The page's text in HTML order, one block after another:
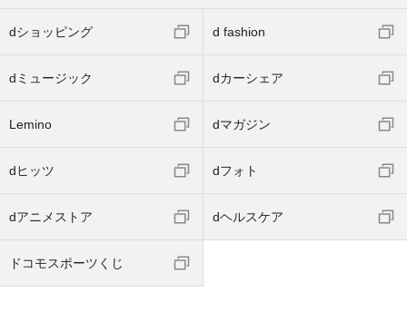
dショッピング d fashion
dミュージック dカーシェア
Lemino dマガジン
dヒッツ dフォト
dアニメストア dヘルスケア
ドコモスポーツくじ